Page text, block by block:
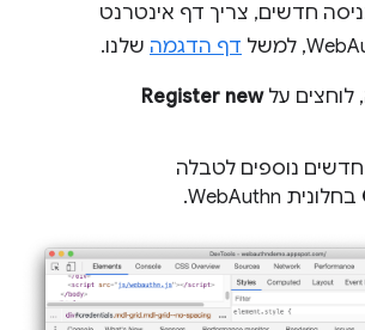
חדשים, צריך דף אינטרנט
דף הדגמה שלנו.
עלRegister new
נוספים לטבלה
בחלונית WebAuthn.